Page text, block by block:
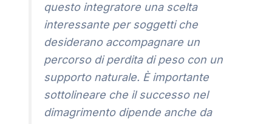
questo integratore una scelta
interessante per soggetti che
desiderano accompagnare un
percorso di perdita di peso con un
supporto naturale. È importante
sottolineare che il successo nel
dimagrimento dipende anche da